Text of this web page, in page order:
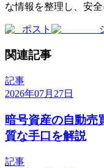
な情報を整理し、安
ポスト
関連記事
記事
2026年07月27日
暗号資産の自動売
質な手口を解説
記事